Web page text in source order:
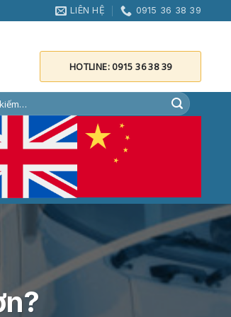
LIÊN HỆ 0915 36 38 39
HOTLINE: 0915 36 38 39